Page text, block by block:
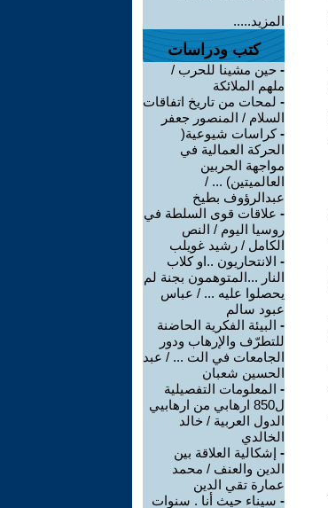
المزيد.....
كتب ودراسات
- حين مشينا للحرب /
ملهم الملائكة
- لمحات من تاريخ اتفاقات
السلام / المنصور جعفر
-كراسات شيوعية(
الحركة العمالية في
مواجهة الحربين
العالميتين) ... /
عبدالرؤوف بطيخ
- علاقات قوى السلطة في
روسيا اليوم / النص
الكامل / رشيد غويلب
- الانتحاريون ..او كلاب
النار ...المتوهمون بجنة لم
يحصلوا عليه ... / عباس
عبود سالم
- البيئة الفكرية الحاضنة
للتطرّف والإرهاب ودور
الجامعات في الت ... / عبد
الحسين شعبان
- المعلومات التفصيلية
ل850 ارهابي من ارهابيي
الدول العربية / خالد
الخالدي
- إشكالية العلاقة بين
الدين والعنف / محمد
عمارة تقي الدين
- سيناء حيث أنا . سنوات